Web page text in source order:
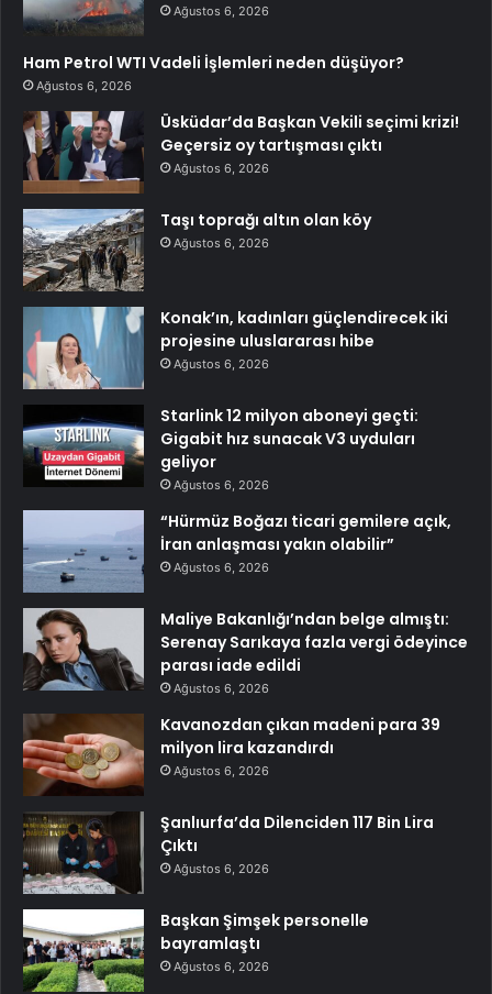
Ağustos 6, 2026
Ham Petrol WTI Vadeli İşlemleri neden düşüyor?
Ağustos 6, 2026
Üsküdar’da Başkan Vekili seçimi krizi!
Geçersiz oy tartışması çıktı
Ağustos 6, 2026
Taşı toprağı altın olan köy
Ağustos 6, 2026
Konak’ın, kadınları güçlendirecek iki
projesine uluslararası hibe
Ağustos 6, 2026
Starlink 12 milyon aboneyi geçti:
Gigabit hız sunacak V3 uyduları
geliyor
Ağustos 6, 2026
“Hürmüz Boğazı ticari gemilere açık,
İran anlaşması yakın olabilir”
Ağustos 6, 2026
Maliye Bakanlığı’ndan belge almıştı:
Serenay Sarıkaya fazla vergi ödeyince
parası iade edildi
Ağustos 6, 2026
Kavanozdan çıkan madeni para 39
milyon lira kazandırdı
Ağustos 6, 2026
Şanlıurfa’da Dilenciden 117 Bin Lira
Çıktı
Ağustos 6, 2026
Başkan Şimşek personelle
bayramlaştı
Ağustos 6, 2026